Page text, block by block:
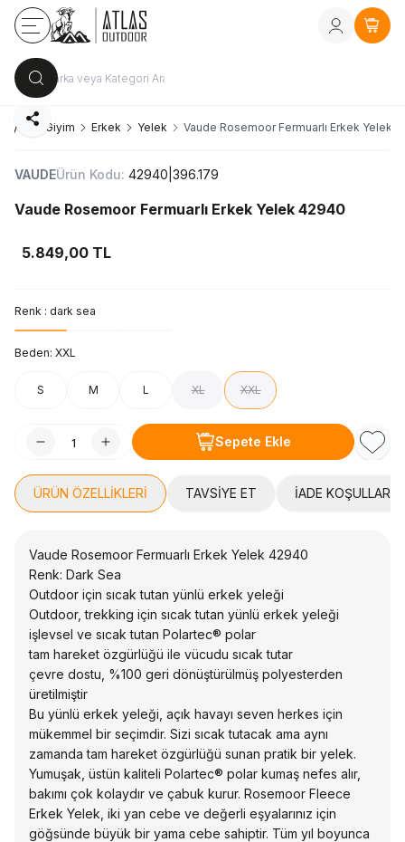
Kayıt Ol veya
Giyim Erkek Yelek Vaude Rosemoor Fermuarlı Erkek Yelek
Paylaş
VAUDEÜrün Kodu: 42940|396.179
Vaude Rosemoor Fermuarlı Erkek Yelek 42940
5.849,00 TL
Renk : dark sea
Beden: XXL
S M L XL XXL
Sepete Ekle
ÜRÜN ÖZELLIKLERI TAVSIYE ET İADE KOŞULLARI
Vaude Rosemoor Fermuarlı Erkek Yelek 42940
Renk: Dark Sea
Outdoor için sıcak tutan yünlü erkek yeleği
Outdoor, trekking için sıcak tutan yünlü erkek yeleği
işlevsel ve sıcak tutan Polartec® polar
tam hareket özgürlüğü ile vücudu sıcak tutar
çevre dostu, %100 geri dönüştürülmüş polyesterden
üretilmiştir
Bu yünlü erkek yeleği, açık havayı seven herkes için
mükemmel bir seçimdir. Sizi sıcak tutacak ama aynı
zamanda tam hareket özgürlüğü sunan pratik bir yelek.
Yumuşak, üstün kaliteli Polartec® polar kumaş nefes alır,
bakımı çok kolaydır ve çabuk kurur. Rosemoor Fleece
Erkek Yelek, iki yan cebe ve değerli eşyalarınız için
göğsünde büyük bir yama cebe sahiptir. Tüm yıl boyunca